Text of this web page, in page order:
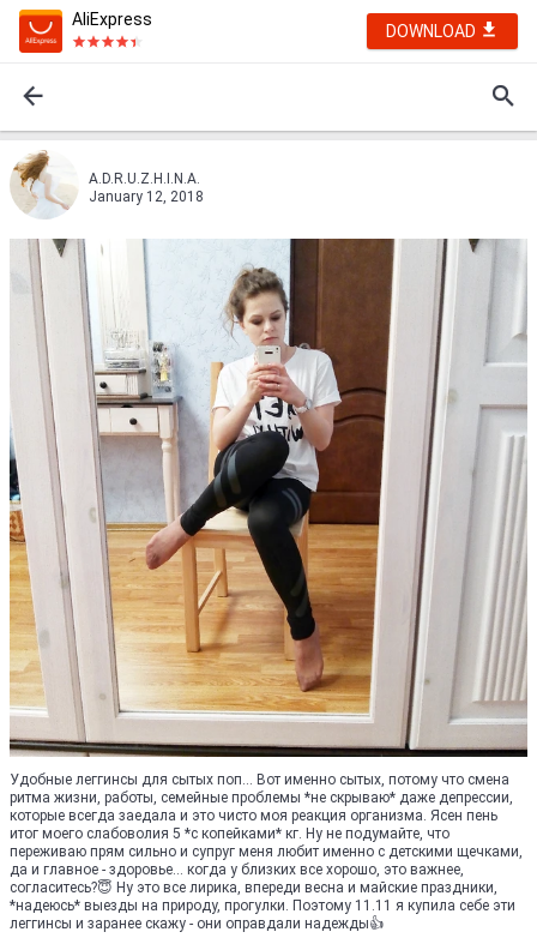
AliExpress
DOWNLOAD
A.D.R.U.Z.H.I.N.A.
January 12, 2018
Удобные леггинсы для сытых поп... Вот именно сытых, потому что смена
ритма жизни, работы, семейные проблемы *не скрываю* даже депрессии,
которые всегда заедала и это чисто моя реакция организма. Ясен пень
итог моего слабоволия 5 *с копейками* кг. Ну не подумайте, что
переживаю прям сильно и супруг меня любит именно с детскими щечками,
да и главное - здоровье... когда у близких все хорошо, это важнее,
согласитесь?😇 Ну это все лирика, впереди весна и майские праздники,
*надеюсь* выезды на природу, прогулки. Поэтому 11.11 я купила себе эти
леггинсы и заранее скажу - они оправдали надежды👍